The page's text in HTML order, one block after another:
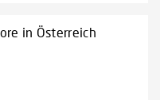
in Österreich